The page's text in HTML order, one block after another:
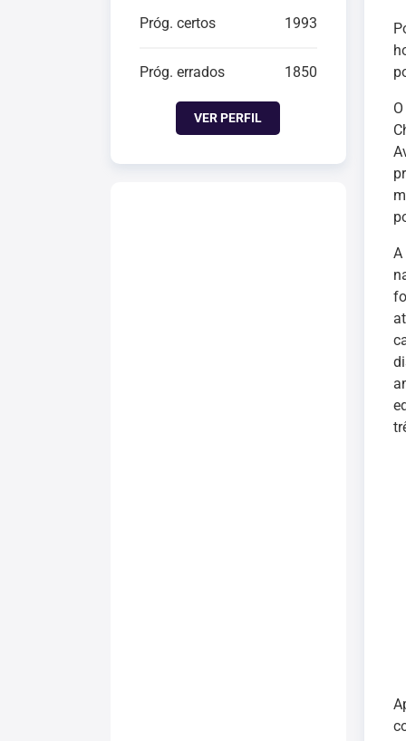
Próg. certos 1993
Próg. errados 1850
VER PERFIL
O
A